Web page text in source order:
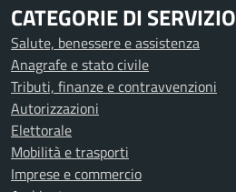
CATEGORIE DI SERVIZIO
Salute, benessere e assistenza
Anagrafe e stato civile
Tributi, finanze e contravvenzioni
Autorizzazioni
Elettorale
Mobilità e trasporti
Imprese e commercio